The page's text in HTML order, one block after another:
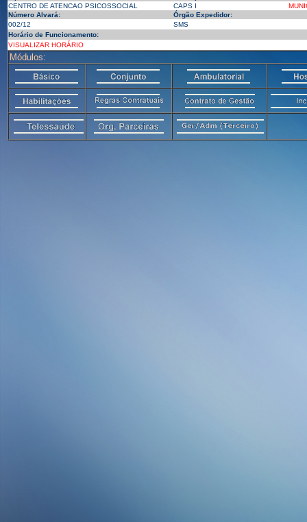
CENTRO DE ATENCAO PSICOSSOCIAL
CAPS I
Número Alvará:
Órgão Expedidor:
002/12
SMS
Horário de Funcionamento:
VISUALIZAR HORÁRIO
Módulos: